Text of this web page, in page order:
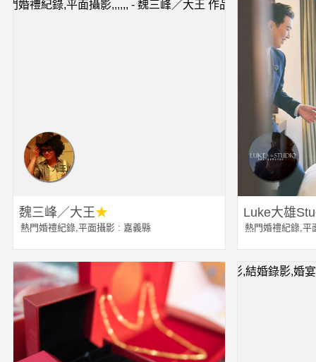
魏三峰／大王★
熱門婚禮紀錄,平面攝影 : 嘉義縣
Luke大雄
熱門婚禮紀錄,平